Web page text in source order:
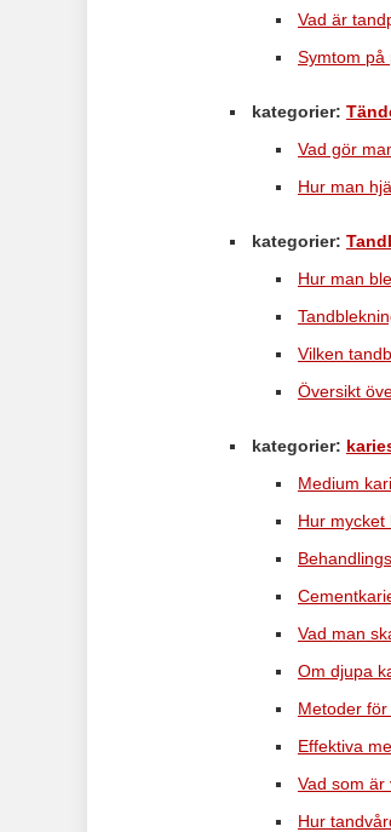
Vad är
Symtom på
kategorier:
Vad gör
Hur man
kategorier:
Hur man
Vilken
Översikt
kategorier:
Medium
Hur
Vad man
Om djupa
Metoder
Effektiva
Vad som är
Hur